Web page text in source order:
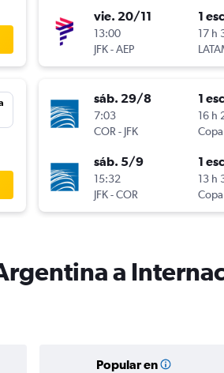
vie. 20/11
13:00
JFK-AEP
1
17 h
sáb. 29/8
7:03
COR- JFK
1
16 h
sáb. 5/9
15:32
JFK-COR
1
13 h
a
Popular en